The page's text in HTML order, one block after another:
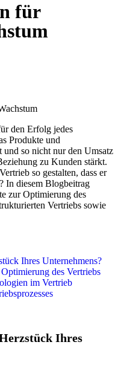
für
den Erfolg jedes
Produkte und
so nicht nur den Umsatz
zu Kunden stärkt.
so gestalten, dass er
In diesem Blogbeitrag
zur Optimierung des
Vertriebs sowie
Ihres Unternehmens?
des Vertriebs
im Vertrieb
Ihres